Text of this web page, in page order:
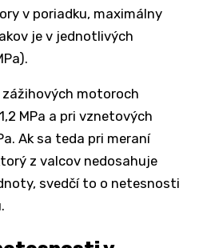
v poriadku, maximálny
je v jednotlivých
motoroch
MPa a pri vznetových
Ak sa teda pri meraní
z valcov nedosahuje
svedčí to o netesnosti